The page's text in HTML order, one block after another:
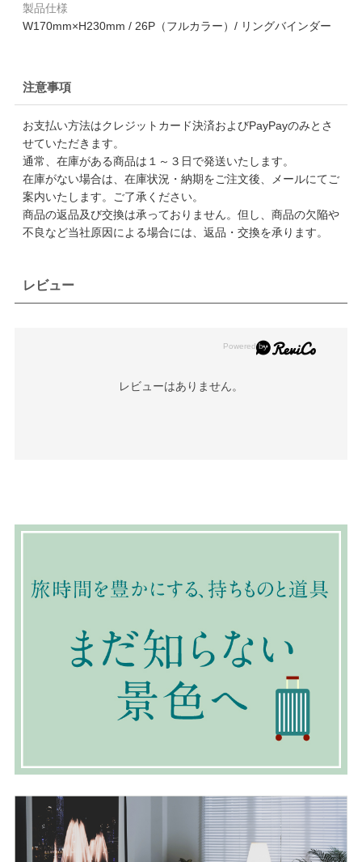
製品仕様
W170mm×H230mm / 26P（フルカラー）/ リングバインダー
注意事項
お支払い方法はクレジットカード決済およびPayPayのみとさ
せていただきます。
通常、在庫がある商品は１～３日で発送いたします。
在庫がない場合は、在庫状況・納期をご注文後、メールにてご
案内いたします。ご了承ください。
商品の返品及び交換は承っておりません。但し、商品の欠陥や
不良など当社原因による場合には、返品・交換を承ります。
レビュー
レビューはありません。